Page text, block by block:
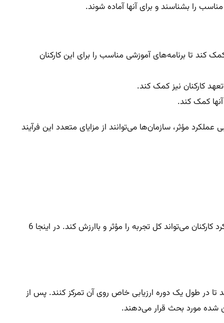
را بشناسند و برای آنها آماده شوند.
کند تا برنامه‌های آموزشی مناسب را برای این کارکنان
کمک کند.
مؤثر، سازمان‌ها می‌توانند از مزایای متعدد این فرآیند
با روش مناسب ارزیابی عملکرد، سازمان‌ها می‌توانند عملکرد کارکنان را در داخل سازمان ارتقا دهند. یک روش خوب در فرآیند ارزیابی عملکرد کارکنان می‌تواند کل تجربه را مؤثر و باارزش کند. در اینجا 6
تا در طول یک دوره ارزیابی خاص روی آن تمرکز کنند. پس از
شده مورد بحث قرار می‌دهند.